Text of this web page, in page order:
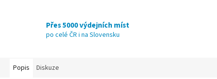
Přes 5000 výdejních míst
po celé ČR i na Slovensku
Popis Diskuze